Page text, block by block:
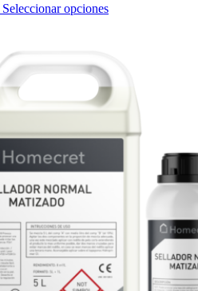
Seleccionar opcionesEste
Las
opciones
se
elegir